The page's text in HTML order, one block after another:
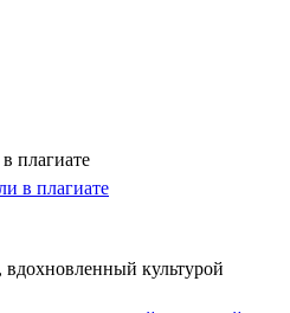
плагиате
вдохновленный культурой